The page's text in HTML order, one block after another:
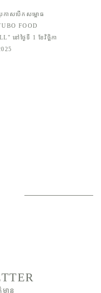
រកាសបើកសម្ពោធ
FOOD
នៅថ្ងៃទី 1 ខែវិច្ឆិកា
មាន